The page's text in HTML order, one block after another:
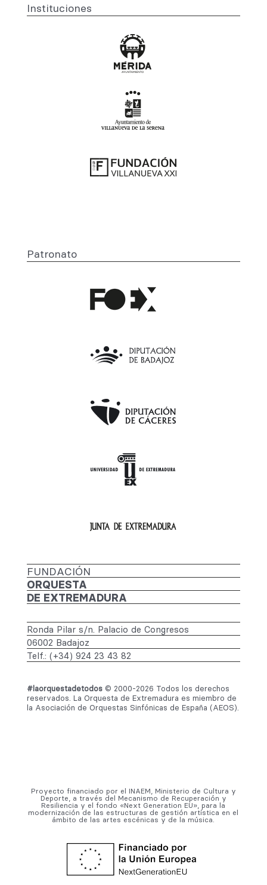
Instituciones
Patronato
FUNDACIÓN
ORQUESTA
DE EXTREMADURA
Ronda Pilar s/n. Palacio de Congresos
06002 Badajoz
Telf.: (+34) 924 23 43 82
#laorquestadetodos© 2000-2026 Todos los derechos
reservados. La Orquesta de Extremadura es miembro de
la Asociación de Orquestas Sinfónicas de España (AEOS).
Proyecto financiado por el INAEM, Ministerio de Cultura y
Deporte, a través del Mecanismo de Recuperación y
Resiliencia y el fondo «Next Generation EU», para la
modernización de las estructuras de gestión artística en el
ámbito de las artes escénicas y de la música.